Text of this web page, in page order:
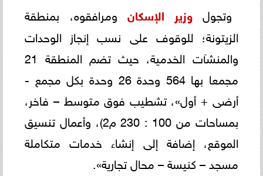
وتجول وزير الإسكان ومرافقوه، بمنطقة
الزيتونة؛ للوقوف على نسب إنجاز الوحدات
والمنشآت الخدمية، حيث تضم المنطقة 21
مجمعا بها 564 وحدة 26 وحدة بكل مجمع -
أرضى + أول»، تشطيب فوق متوسط – فاخر،
بمساحات من 100 : 230 م2)، وأعمال تنسيق
الموقع، إضافة إلى إنشاء خدمات متكاملة
مسجد – كنيسة – محال تجارية».